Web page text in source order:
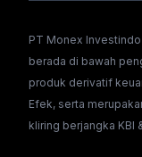
PT Monex
berada di bawah
produk derivatif
Efek, serta
kliring berjangka KBI